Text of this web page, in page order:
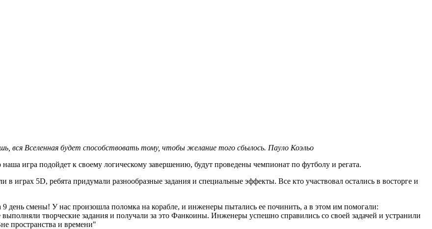
вся Вселенная будет способствовать тому, чтобы желание того сбылось. Пауло Коэльо
игра подойдет к своему логическому завершению, будут проведены чемпионат по футболу и регата.
играх 5D, ребята придумали разнообразные задания и специальные эффекты. Все кто участвовал остались в восторге и
день смены! У нас произошла поломка на корабле, и инженеры пытались ее починить, а в этом им помогали:
творческие задания и получали за это Фанкоины. Инженеры успешно справились со своей задачей и устранили
пространства и времени"